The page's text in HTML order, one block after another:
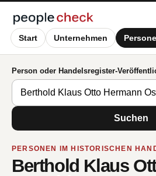
Start Unternehmen
Person oder Handelsregister-
Suchen
PERSONEN IM HISTORISCHEN
Berthold Klaus